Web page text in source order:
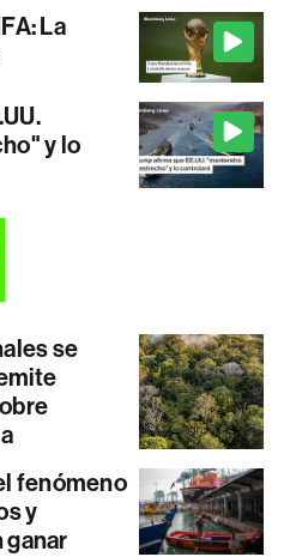
La
y lo
se
fenómeno
y
ganar